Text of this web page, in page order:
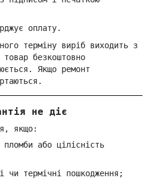
оплату.
терміну виріб виходить з
безкоштовно
Якщо ремонт
не діє
якщо:
пломби або цілісність
чи термічні пошкодження;